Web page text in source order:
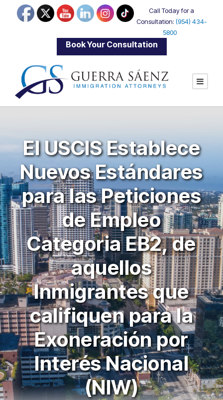
Call Today for a
Consultation: (954) 434-
5800
Book Your Consultation
El USCIS Establece
Nuevos Estándares
para las Peticiones
de Empleo
Categoria EB2, de
aquellos
Inmigrantes que
califiquen para la
Exoneración por
Interés Nacional
(NIW)